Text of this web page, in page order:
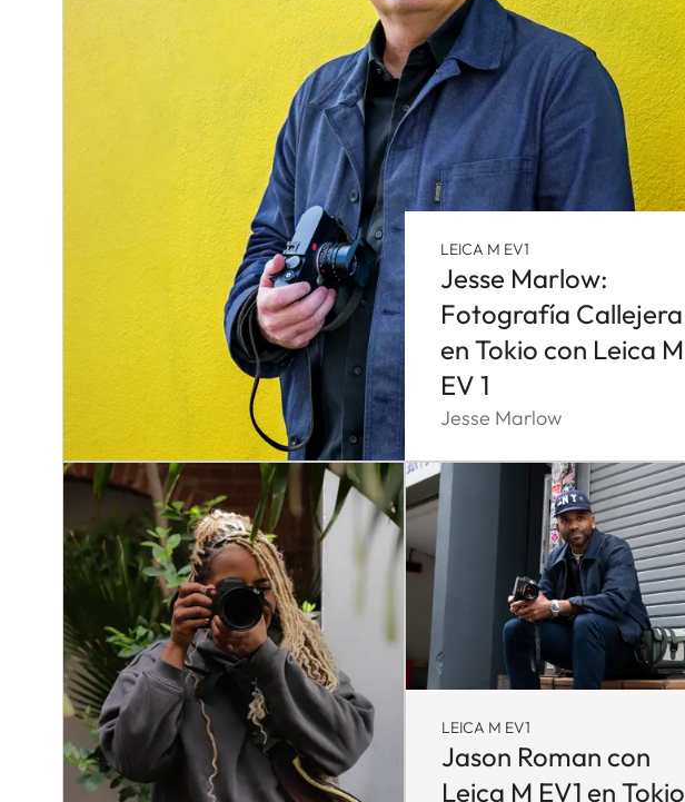
LEICA M EV1
Jesse Marlow:
Fotografía Callejera
en Tokio con Leica M
EV 1
Jesse Marlow
LEICA M EV1
Jason Roman con
Leica M EV1 en Tokio